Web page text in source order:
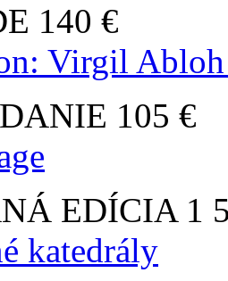
140 €
Virgil
105 €
EDÍCIA 1
katedrály